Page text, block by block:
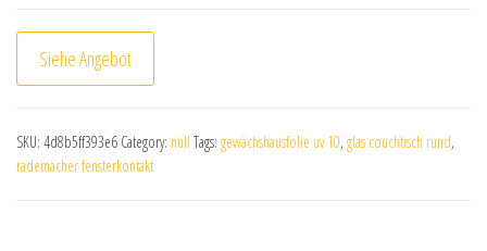
Siehe Angebot
SKU: 4d8b5ff393e6 Category: null Tags: gewächshausfolie uv 10, glas couchtisch rund,
rademacher fensterkontakt